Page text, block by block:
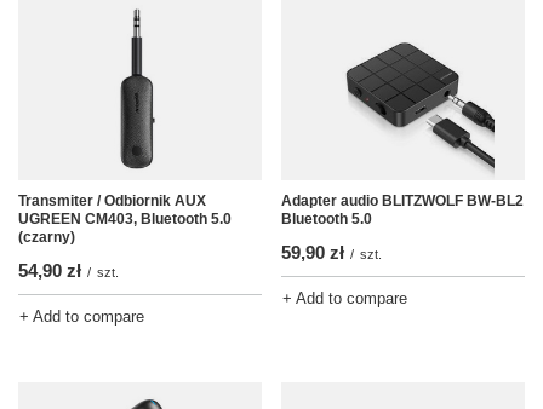
Transmiter / Odbiornik AUX
UGREEN CM403, Bluetooth 5.0
(czarny)
54,90 zł / szt.
+ Add to compare
Adapter audio BLITZWOLF BW-BL2
Bluetooth 5.0
59,90 zł / szt.
+ Add to compare